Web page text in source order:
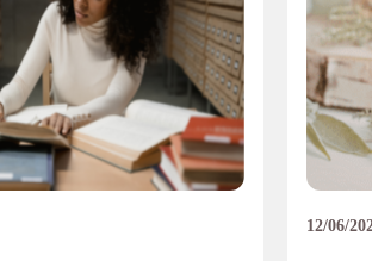
12/06/